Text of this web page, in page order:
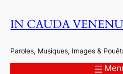
auIN CAUDA
Paroles, Musiques, Images &